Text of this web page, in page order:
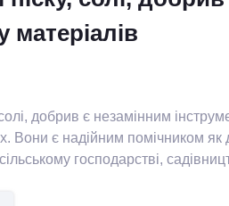
матеріалів
солі, добрив є незамінним
Вони є надійним помічником
господарстві,